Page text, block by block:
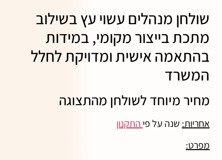
שולחן מנהלים עשוי עץ בשילוב
מתכת בייצור מקומי, במידות
בהתאמה אישית ומדויקת לחלל
המשרד
מחיר מיוחד לשולחן מהתצוגה
אחריות: שנה על פי התקנון
מפרט: